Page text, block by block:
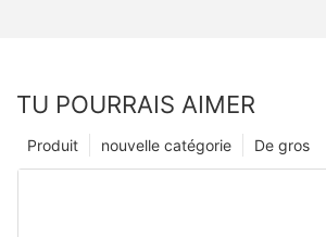
TU POURRAIS AIMER
De gros
nouvelle catégorie
Produit